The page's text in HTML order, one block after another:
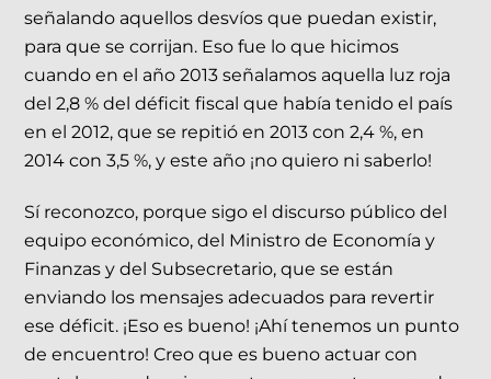
señalando aquellos desvíos que puedan existir,
para que se corrijan. Eso fue lo que hicimos
cuando en el año 2013 señalamos aquella luz roja
del 2,8 % del déficit fiscal que había tenido el país
en el 2012, que se repitió en 2013 con 2,4 %, en
2014 con 3,5 %, y este año ¡no quiero ni saberlo!
Sí reconozco, porque sigo el discurso público del
equipo económico, del Ministro de Economía y
Finanzas y del Subsecretario, que se están
enviando los mensajes adecuados para revertir
ese déficit. ¡Eso es bueno! ¡Ahí tenemos un punto
de encuentro! Creo que es bueno actuar con